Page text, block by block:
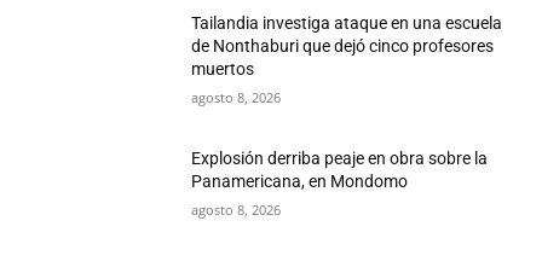
Tailandia investiga ataque en una escuela
de Nonthaburi que dejó cinco profesores
muertos
agosto 8, 2026
Explosión derriba peaje en obra sobre la
Panamericana, en Mondomo
agosto 8, 2026